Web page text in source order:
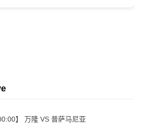
】 万隆 VS 普萨马尼亚